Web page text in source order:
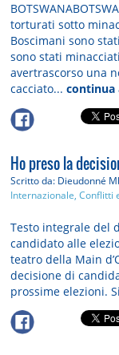
torturati sotto
Boscimani sono
sono stati
avertrascorso una
cacciato...continua
Ho preso la
Scritto da: Dieudonné
Internazionale, Conflitti
Testo integrale del
candidato alle
teatro della Main
decisione di
prossime elezioni.